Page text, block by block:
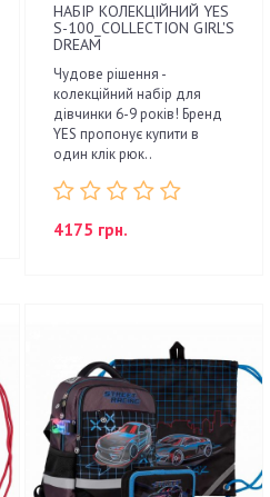
НАБІР КОЛЕКЦІЙНИЙ YES
S-100_COLLECTION GIRL'S
DREAM
Чудове рішення -
колекційний набір для
дівчинки 6-9 років! Бренд
YES пропонує купити в
один клік рюк..
4175 грн.